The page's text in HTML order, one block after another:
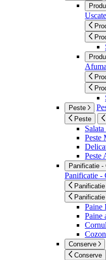
Uscate
Peste
Peste
Peste
Peste
Panificatie -
Panificatie -
Paine
Paine
Conserve
Conserve